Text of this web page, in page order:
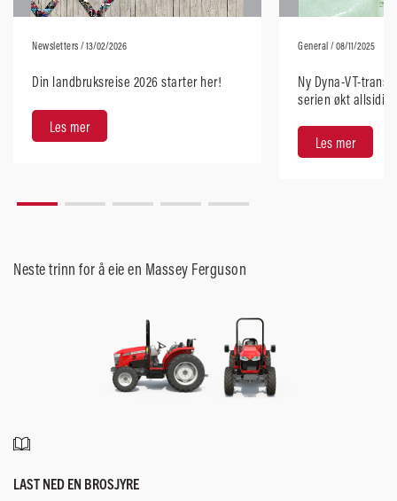
Newsletters / 13/02/2026
Din landbruksreise 2026 starter her!
Les mer
General / 08/11/2025
Ny Dyna-VT-
serien økt
Les mer
Neste trinn for å eie en Massey Ferguson
LAST NED EN BROSJYRE